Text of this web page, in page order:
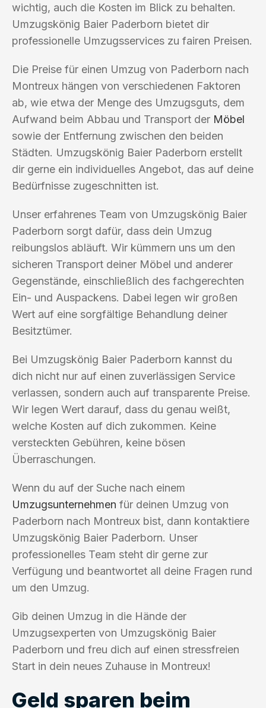
wichtig, auch die Kosten im Blick zu behalten.
Umzugskönig Baier Paderborn bietet dir
professionelle Umzugsservices zu fairen Preisen.
Die Preise für einen Umzug von Paderborn nach
Montreux hängen von verschiedenen Faktoren
ab, wie etwa der Menge des Umzugsguts, dem
Aufwand beim Abbau und Transport der Möbel
sowie der Entfernung zwischen den beiden
Städten. Umzugskönig Baier Paderborn erstellt
dir gerne ein individuelles Angebot, das auf deine
Bedürfnisse zugeschnitten ist.
Unser erfahrenes Team von Umzugskönig Baier
Paderborn sorgt dafür, dass dein Umzug
reibungslos abläuft. Wir kümmern uns um den
sicheren Transport deiner Möbel und anderer
Gegenstände, einschließlich des fachgerechten
Ein- und Auspackens. Dabei legen wir großen
Wert auf eine sorgfältige Behandlung deiner
Besitztümer.
Bei Umzugskönig Baier Paderborn kannst du
dich nicht nur auf einen zuverlässigen Service
verlassen, sondern auch auf transparente Preise.
Wir legen Wert darauf, dass du genau weißt,
welche Kosten auf dich zukommen. Keine
versteckten Gebühren, keine bösen
Überraschungen.
Wenn du auf der Suche nach einem
Umzugsunternehmen für deinen Umzug von
Paderborn nach Montreux bist, dann kontaktiere
Umzugskönig Baier Paderborn. Unser
professionelles Team steht dir gerne zur
Verfügung und beantwortet all deine Fragen rund
um den Umzug.
Gib deinen Umzug in die Hände der
Umzugsexperten von Umzugskönig Baier
Paderborn und freu dich auf einen stressfreien
Start in dein neues Zuhause in Montreux!
Geld sparen beim